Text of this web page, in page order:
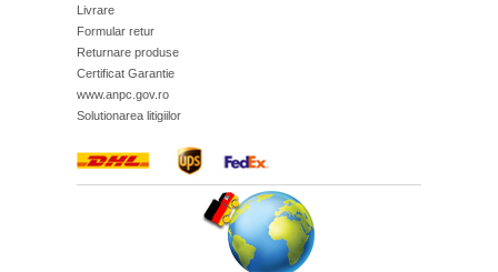
Livrare
Formular retur
Returnare produse
Certificat Garantie
www.anpc.gov.ro
Solutionarea litigiilor